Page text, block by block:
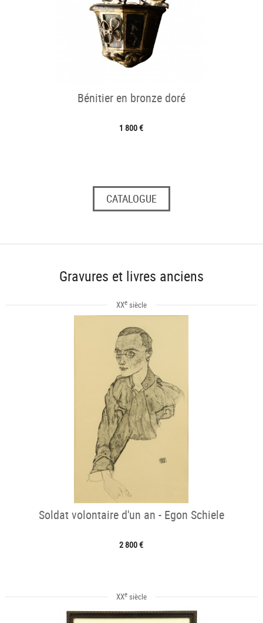
Bénitier en bronze doré
1 800 €
CATALOGUE
Gravures et livres anciens
XXesiècle
Soldat volontaire d'un an - Egon Schiele
2 800 €
XXesiècle